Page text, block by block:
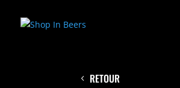
RETOUR